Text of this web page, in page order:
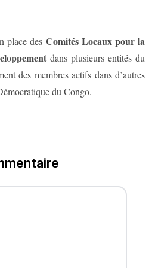
place des Comités Locaux pour la
dans plusieurs entités du
des membres actifs dans d’autres
du Congo.